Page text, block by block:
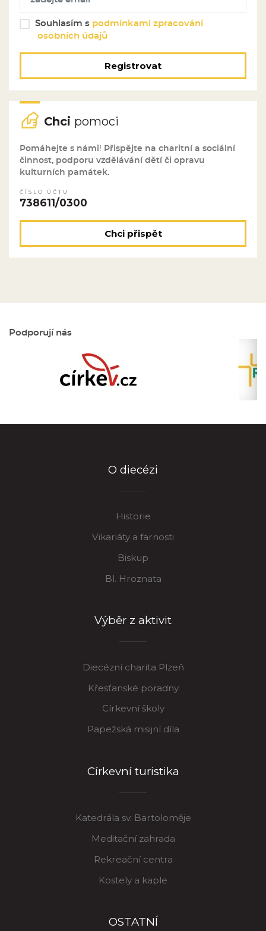
Souhlasím s podmínkami zpracování
osobních údajů
Registrovat
Chci pomoci
Pomáhejte s námi! Přispějte na charitní a sociální
činnost, podporu vzdělávání dětí či opravu
kulturních památek.
ČÍSLO ÚČTU
738611/0300
Chci přispět
Podporují nás
O diecézi
Historie
Vikariáty a farnosti
Biskup
Bl. Hroznata
Výběr z aktivit
Diecézní charita Plzeň
Křesťanské poradny
Církevní školy
Papežská misijní díla
Církevní turistika
Katedrála sv. Bartoloměje
Meditační zahrada
Rekreační centra
Kostely a kaple
OSTATNÍ